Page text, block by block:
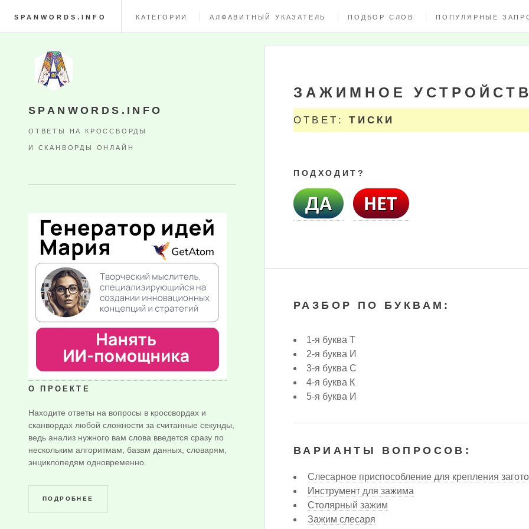
SPANWORDS.INFO КАТЕГОРИИ АЛФАВИТНЫЙ УКАЗАТЕЛЬ ПОДБОР СЛОВ ПОПУЛЯРНЫЕ
ЗАЖИМНОЕ
ОТВЕТ:ТИСКИ
ПОДХОДИТ?
РАЗБОР ПО БУКВАМ:
1-я буква Т
2-я буква И
3-я буква С
4-я буква К
5-я буква И
ВАРИАНТЫ ВОПРОСОВ:
Слесарное приспособление для крепления
Инструмент для зажима
Столярный зажим
Зажим слесаря
SPANWORDS.INFO
ОТВЕТЫ НА КРОССВОРДЫ
И СКАНВОРДЫ ОНЛАЙН
О ПРОЕКТЕ
Находите ответы на вопросы в кроссвордах и
сканвордах любой сложности за считанные секунды,
ведь анализ нужного вам слова введется сразу по
нескольким алгоритмам, базам данных, словарям,
энциклопедям одновременно.
ПОДРОБНЕЕ